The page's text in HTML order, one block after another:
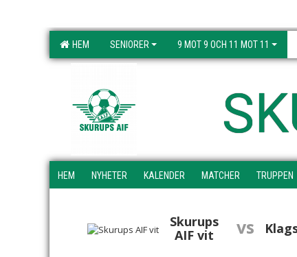
HEM SENIORER 9 MOT 9 OCH 11 MOT 11
HEM NYHETER KALENDER MATCHER TRUPPEN
Skurups
AIF vit
vs